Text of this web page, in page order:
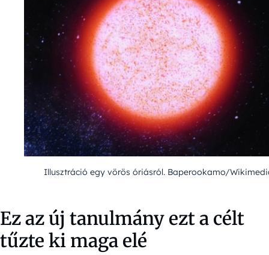
Illusztráció egy vörös óriásról. Baperookamo/
Ez az új tanulmány ezt a célt
tűzte ki maga elé